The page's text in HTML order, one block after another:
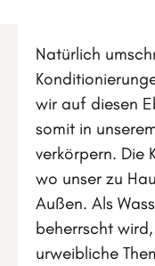
Natürlich
wir auf diesen
somit in
verkörpern. Die
wo unser zu
Außen. Als
beherrscht
urweibliche